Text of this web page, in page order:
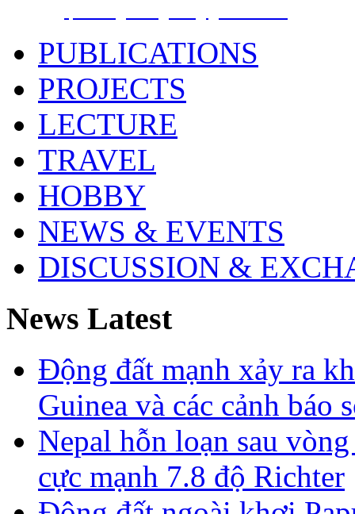
PUBLICATIONS
PROJECTS
LECTURE
TRAVEL
HOBBY
NEWS & EVENTS
DISCUSSION &
News Latest
Động đất mạnh xảy ra
Guinea và các cảnh báo
Nepal hỗn loạn sau
cực mạnh 7.8 độ Richter